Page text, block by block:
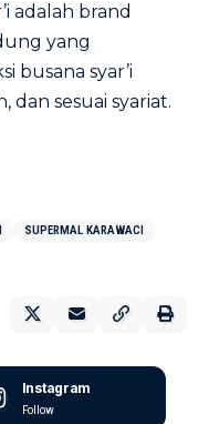
adalah brand
yang
busana syar’i
dan sesuai syariat.
SUPERMAL KARAWACI
Instagram
Follow